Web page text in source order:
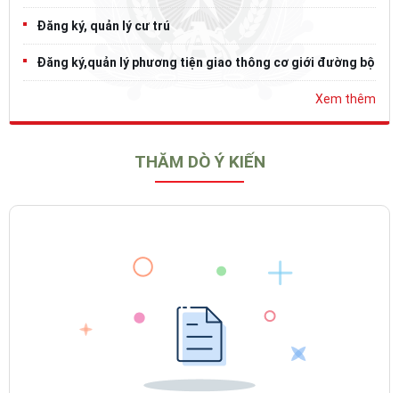
Đăng ký, quản lý cư trú
Đăng ký,quản lý phương tiện giao thông cơ giới đường bộ
Xem thêm
THĂM DÒ Ý KIẾN